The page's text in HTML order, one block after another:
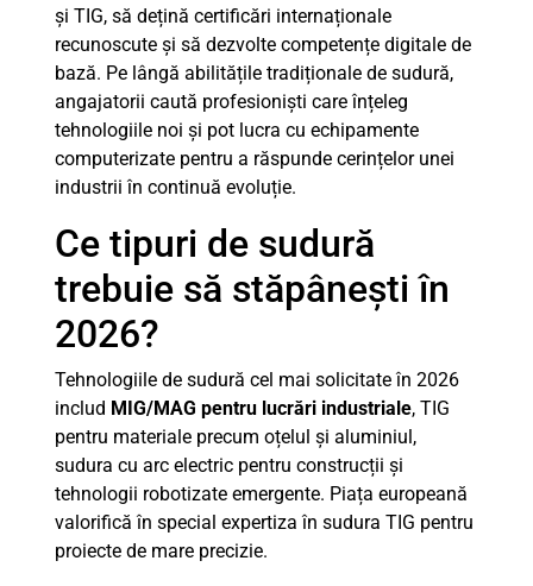
și TIG, să dețină certificări internaționale
recunoscute și să dezvolte competențe digitale de
bază. Pe lângă abilitățile tradiționale de sudură,
angajatorii caută profesioniști care înțeleg
tehnologiile noi și pot lucra cu echipamente
computerizate pentru a răspunde cerințelor unei
industrii în continuă evoluție.
Ce tipuri de sudură
trebuie să stăpânești în
2026?
Tehnologiile de sudură cel mai solicitate în 2026
includ MIG/MAG pentru lucrări industriale, TIG
pentru materiale precum oțelul și aluminiul,
sudura cu arc electric pentru construcții și
tehnologii robotizate emergente. Piața europeană
valorifică în special expertiza în sudura TIG pentru
proiecte de mare precizie.